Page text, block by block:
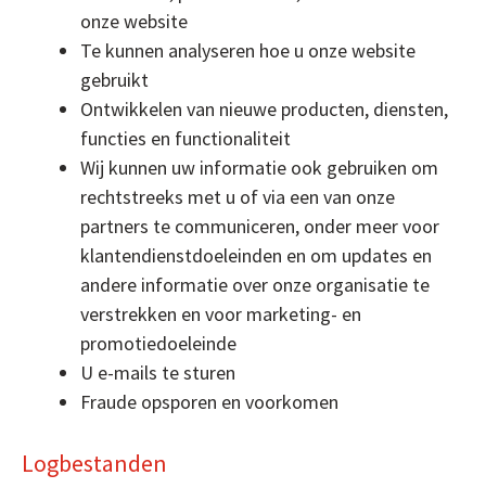
onze website
Te kunnen analyseren hoe u onze website
gebruikt
Ontwikkelen van nieuwe producten, diensten,
functies en functionaliteit
Wij kunnen uw informatie ook gebruiken om
rechtstreeks met u of via een van onze
partners te communiceren, onder meer voor
klantendienstdoeleinden en om updates en
andere informatie over onze organisatie te
verstrekken en voor marketing- en
promotiedoeleinde
U e-mails te sturen
Fraude opsporen en voorkomen
Logbestanden